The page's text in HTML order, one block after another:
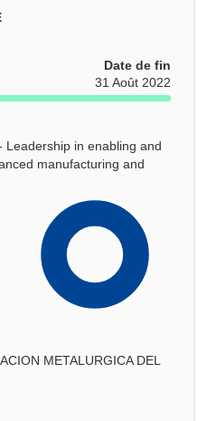
Date de fin
31 Août 2022
Leadership in enabling and
manufacturing and
METALURGICA DEL